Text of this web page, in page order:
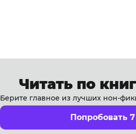
Читать по
Берите главное из лучших нон-
Попробовать